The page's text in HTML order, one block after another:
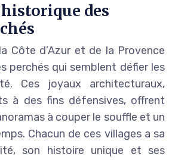
des
Côte d’Azur et de la Provence
perchés qui semblent défier les
Ces joyaux architecturaux,
à des fins défensives, offrent
à couper le souffle et un
Chacun de ces villages a sa
son histoire unique et ses